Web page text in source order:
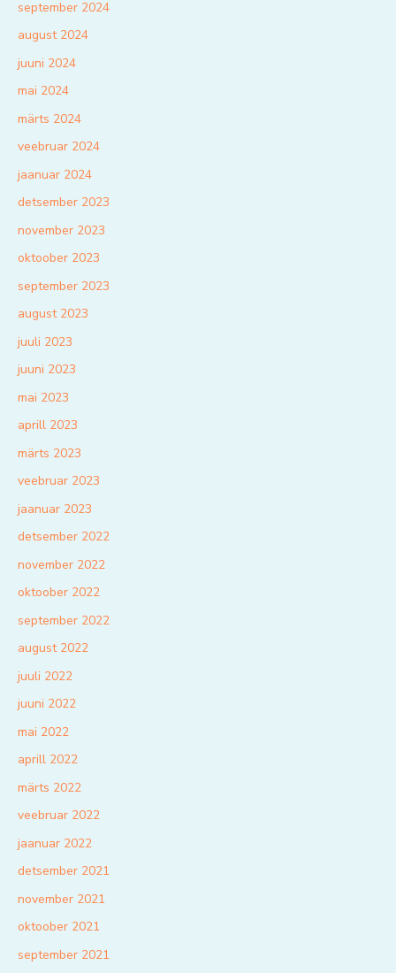
september 2024
august 2024
juuni 2024
mai 2024
märts 2024
veebruar 2024
jaanuar 2024
detsember 2023
november 2023
oktoober 2023
september 2023
august 2023
juuli 2023
juuni 2023
mai 2023
aprill 2023
märts 2023
veebruar 2023
jaanuar 2023
detsember 2022
november 2022
oktoober 2022
september 2022
august 2022
juuli 2022
juuni 2022
mai 2022
aprill 2022
märts 2022
veebruar 2022
jaanuar 2022
detsember 2021
november 2021
oktoober 2021
september 2021